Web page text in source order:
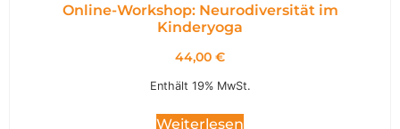
Online-Workshop: Neurodiversität im
Kinderyoga
44,00 €
Enthält 19% MwSt.
Weiterlesen